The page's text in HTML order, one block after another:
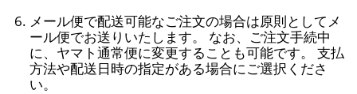
メール便で配送可能なご注文の場合は原則としてメ
ール便でお送りいたします。 なお、ご注文手続中
に、ヤマト通常便に変更することも可能です。 支払
方法や配送日時の指定がある場合にご選択くださ
い。